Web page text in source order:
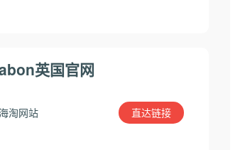
英国官网
淘网站 直达链接